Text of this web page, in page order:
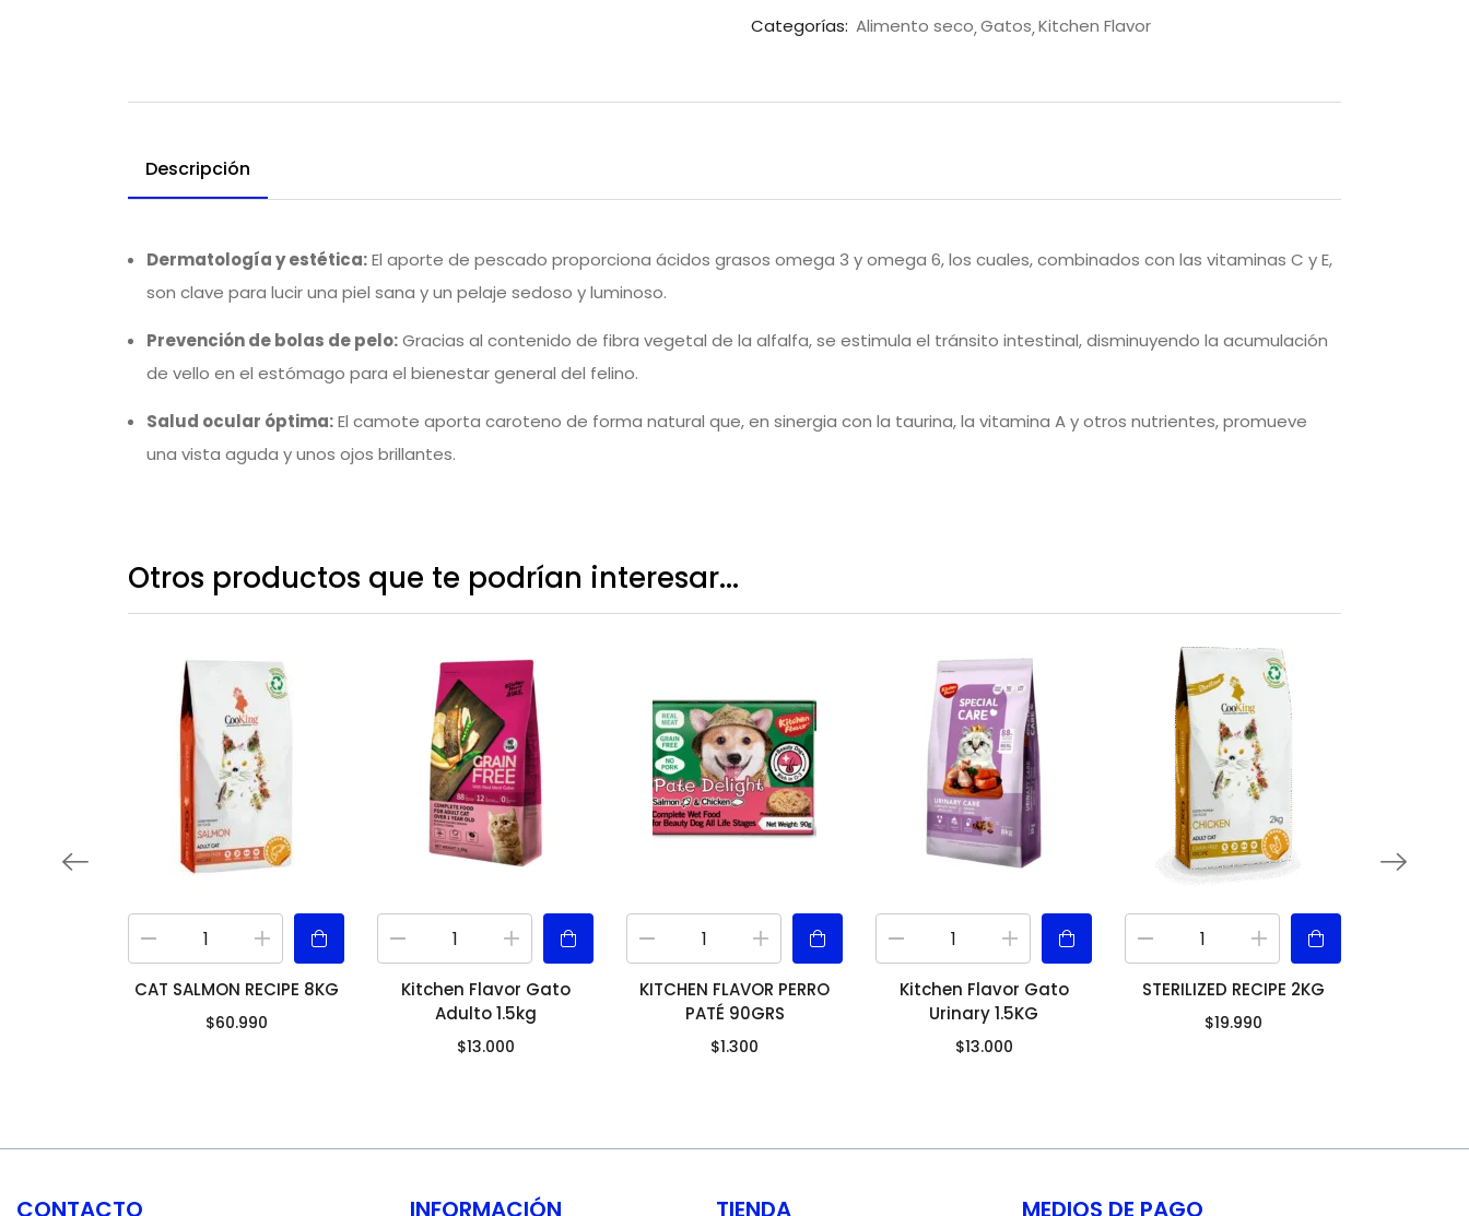
Categorías: Alimento seco Gatos Kitchen Flavor
Descripción
Dermatología y estética:El aporte de pescado proporciona ácidos grasos omega 3 y omega 6, los cuales, combinados con las vitaminas C y E,
son clave para lucir una piel sana y un pelaje sedoso y luminoso.
Prevención de bolas de pelo:Gracias al contenido de fibra vegetal de la alfalfa, se estimula el tránsito intestinal, disminuyendo la acumulación
de vello en el estómago para el bienestar general del felino.
Salud ocular óptima:El camote aporta caroteno de forma natural que, en sinergia con la taurina, la vitamina A y otros nutrientes, promueve
una vista aguda y unos ojos brillantes.
Otros productos que te podrían interesar...
CAT SALMON RECIPE 8KG
$60.990
Kitchen Flavor Gato
Adulto 1.5kg
$13.000
KITCHEN FLAVOR PERRO
PATÉ 90GRS
$1.300
Kitchen Flavor Gato
Urinary 1.5KG
$13.000
STERILIZED RECIPE 2KG
$19.990